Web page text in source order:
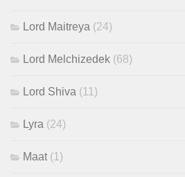
Lord Maitreya (24)
Lord Melchizedek (68)
Lord Shiva (11)
Lyra (24)
Maat (1)